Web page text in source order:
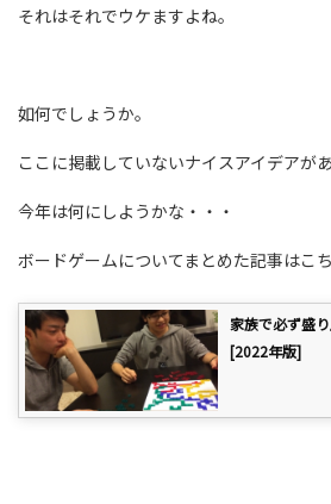
それはそれでウケますよね。
如何でしょうか。
ここに掲載していないナイスアイデアが
今年は何にしようかな・・・
ボードゲームについてまとめた記事はこ
家族で必ず盛
[2022年版]